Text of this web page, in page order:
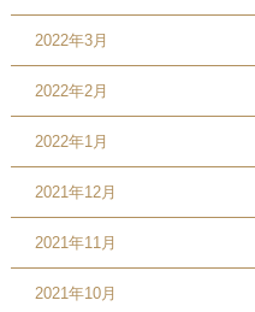
2022年3月
2022年2月
2022年1月
2021年12月
2021年11月
2021年10月